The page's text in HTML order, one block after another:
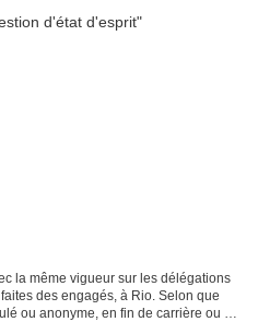
la même vigueur sur les délégations
des engagés, à Rio. Selon que
ou anonyme, en fin de carrière ou à